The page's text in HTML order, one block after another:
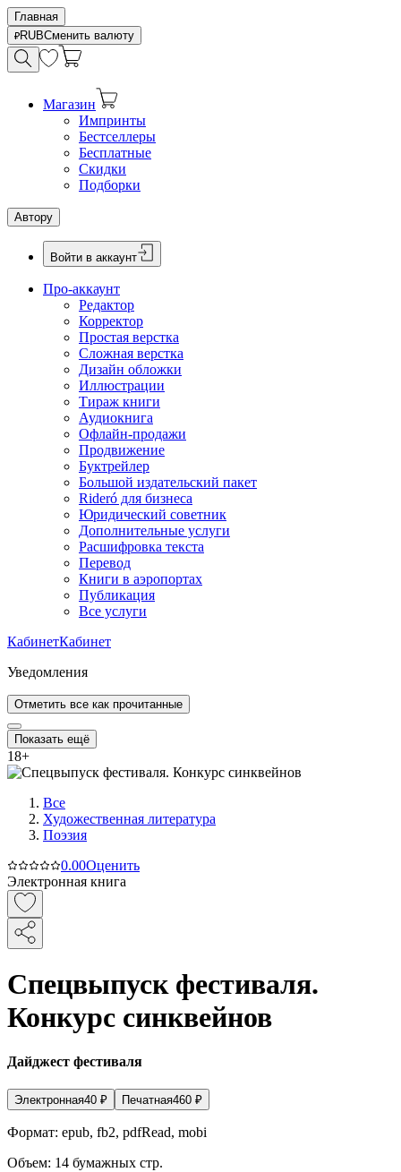
Главная
RUBСменить валюту
Магазин
Импринты
Бестселлеры
Бесплатные
Скидки
Подборки
Автору
Войти в аккаунт
Про-аккаунт
Редактор
Корректор
Простая верстка
Сложная верстка
Дизайн обложки
Иллюстрации
Тираж книги
Аудиокнига
Офлайн-продажи
Продвижение
Буктрейлер
Большой издательский пакет
Rideró для бизнеса
Юридический советник
Дополнительные услуги
Расшифровка текста
Перевод
Книги в аэропортах
Публикация
Все услуги
КабинетКабинет
Уведомления
Отметить все как прочитанные
Показать ещё
18+
Все
Художественная литература
Поэзия
0.00Оценить
Электронная книга
Спецвыпуск фестиваля.
Конкурс синквейнов
Дайджест фестиваля
Электронная40 ₽ Печатная460 ₽
Формат: epub, fb2, pdfRead, mobi
Объем: 14 бумажных стр.